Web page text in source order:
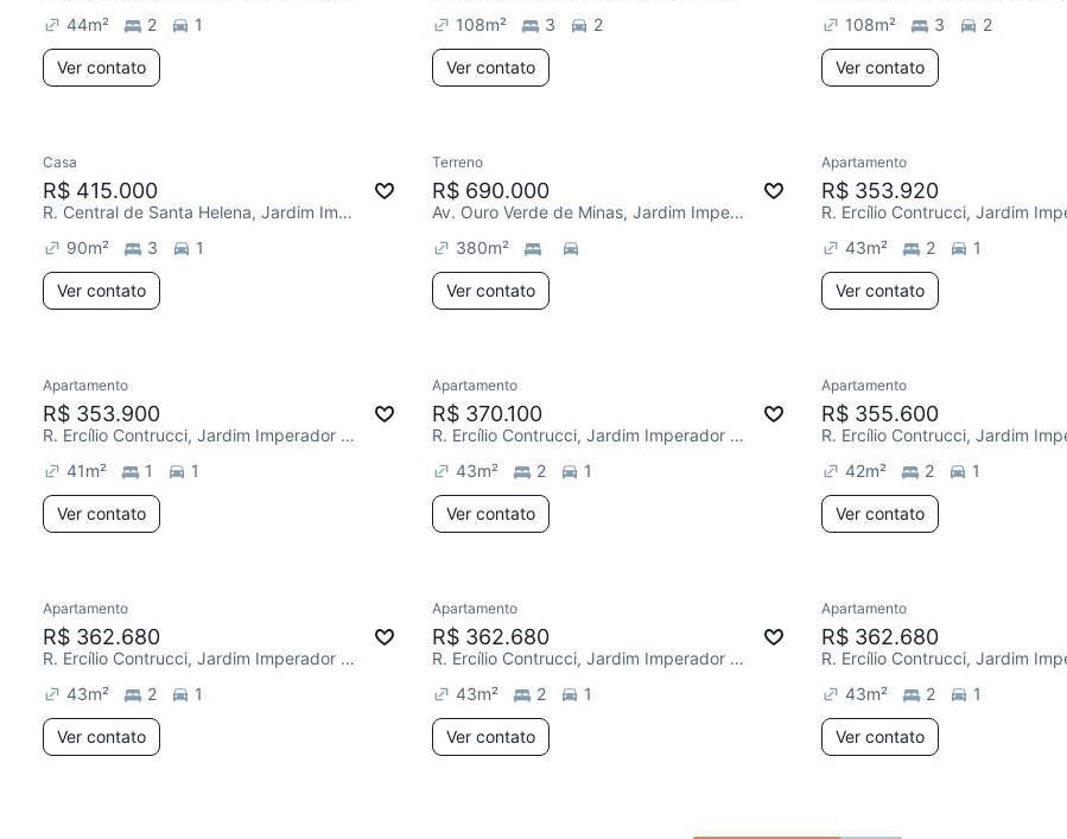
44m² 2 1
Ver contato
108m² 3 2
Ver contato
108m² 3 2
Ver contato
Casa
R$ 415.000
R. Central de Santa Helena, Jardim Imperador (Zona Leste)
90m² 3 1
Ver contato
Terreno
R$ 690.000
Av. Ouro Verde de Minas, Jardim Imperador (Zona Leste)
380m²
Ver contato
Apartamento
R$ 353.920
43m² 2 1
Ver contato
Apartamento
R$ 353.900
R. Ercílio Contrucci, Jardim Imperador (Zona Leste)
41m² 1 1
Ver contato
Apartamento
R$ 370.100
R. Ercílio Contrucci, Jardim Imperador (Zona Leste)
43m² 2 1
Ver contato
Apartamento
R$ 355.600
42m² 2 1
Ver contato
Apartamento
R$ 362.680
R. Ercílio Contrucci, Jardim Imperador (Zona Leste)
43m² 2 1
Ver contato
Apartamento
R$ 362.680
R. Ercílio Contrucci, Jardim Imperador (Zona Leste)
43m² 2 1
Ver contato
Apartamento
R$ 362.680
43m² 2 1
Ver contato